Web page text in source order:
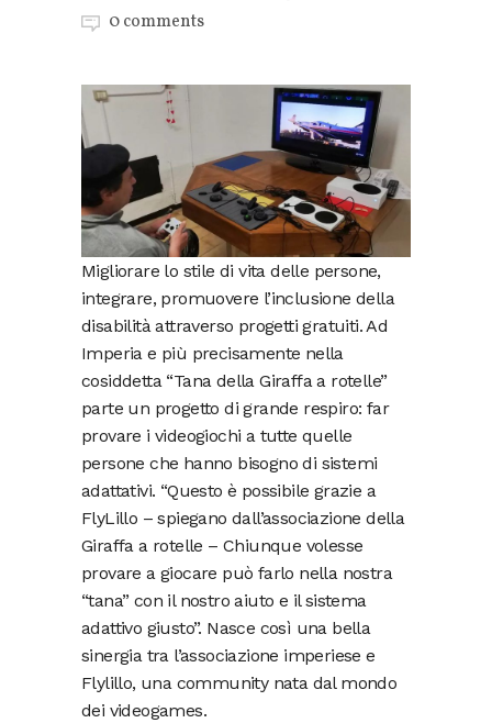
0 comments
Migliorare lo stile di vita delle persone,
integrare, promuovere l’inclusione della
disabilità attraverso progetti gratuiti. Ad
Imperia e più precisamente nella
cosiddetta “Tana della Giraffa a rotelle”
parte un progetto di grande respiro: far
provare i videogiochi a tutte quelle
persone che hanno bisogno di sistemi
adattativi. “Questo è possibile grazie a
FlyLillo – spiegano dall’associazione della
Giraffa a rotelle – Chiunque volesse
provare a giocare può farlo nella nostra
“tana” con il nostro aiuto e il sistema
adattivo giusto”. Nasce così una bella
sinergia tra l’associazione imperiese e
Flylillo, una community nata dal mondo
dei videogames.